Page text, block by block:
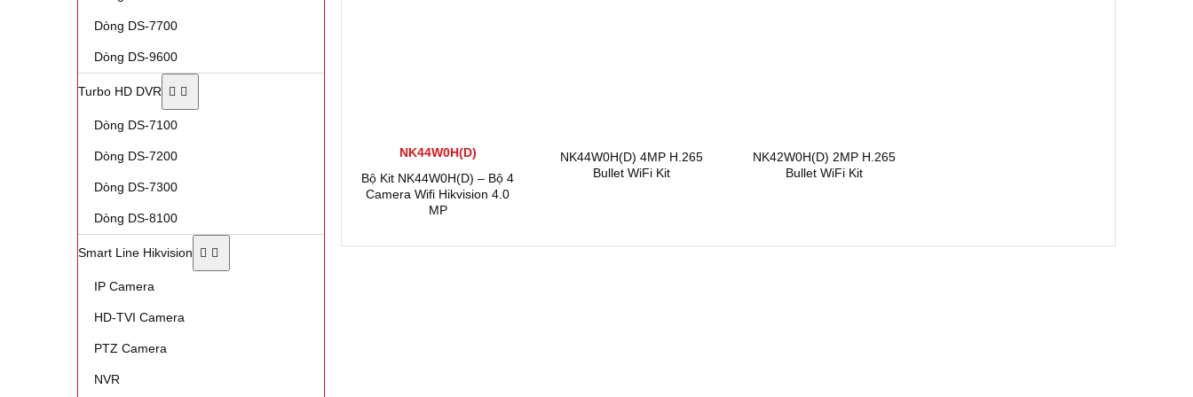
NK44W0H(D)
Bộ Kit NK44W0H(D) – Bộ 4
Camera Wifi Hikvision 4.0
MP
NK44W0H(D) 4MP H.265
Bullet WiFi Kit
NK42W0H(D) 2MP H.265
Bullet WiFi Kit
Dòng DS-7700
Dòng DS-9600
Turbo HD DVR
Dòng DS-7100
Dòng DS-7200
Dòng DS-7300
Dòng DS-8100
Smart Line Hikvision
IP Camera
HD-TVI Camera
PTZ Camera
NVR